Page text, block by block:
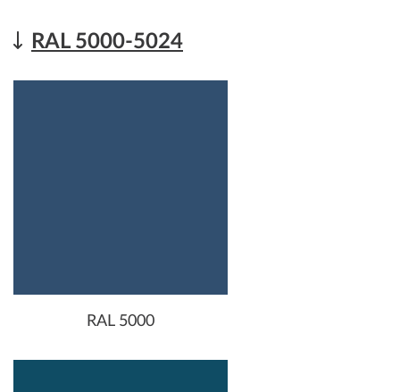
RAL 5000-5024
RAL 5000